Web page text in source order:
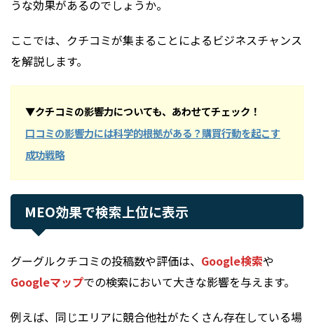
うな効果があるのでしょうか。
ここでは、クチコミが集まることによるビジネスチャンス
を解説します。
▼クチコミの影響力についても、あわせてチェック！
口コミの影響力には科学的根拠がある？購買行動を起こす
成功戦略
MEO効果で検索上位に表示
グーグルクチコミの投稿数や評価は、 Google検索や
Googleマップでの検索において大きな影響を与えます。
例えば、同じエリアに競合他社がたくさん存在している場